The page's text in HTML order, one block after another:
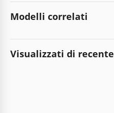
Modelli correlati
Visualizzati di recente